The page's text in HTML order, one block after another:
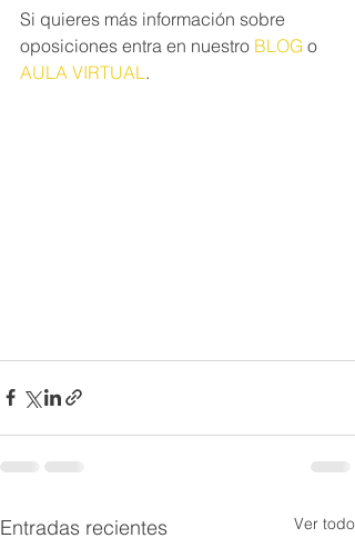
Si quieres más información sobre
oposiciones entra en nuestro BLOG o
AULA VIRTUAL.
Entradas recientes Ver todo